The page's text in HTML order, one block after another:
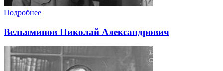
Подробнее
Вельяминов Николай Александрович